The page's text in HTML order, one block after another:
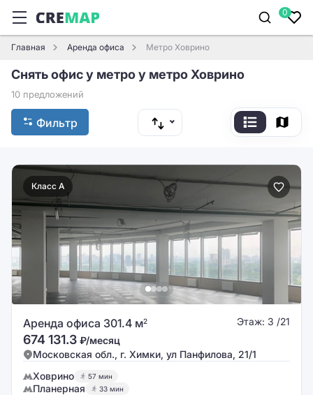
0
Главная Аренда офиса Метро Ховрино
Снять офис у метро у метро Ховрино
10 предложений
Фильтр
Класс A
Аренда офиса 301.4 м2 Этаж: 3 /21
674 131.3 ₽/месяц
Московская обл., г. Химки, ул Панфилова, 21/1
Ховрино
57 мин
Планерная 33 мин